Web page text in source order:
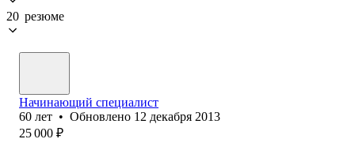
20 резюме
Начинающий специалист
60 лет • Обновлено 12 декабря 2013
25 000 ₽